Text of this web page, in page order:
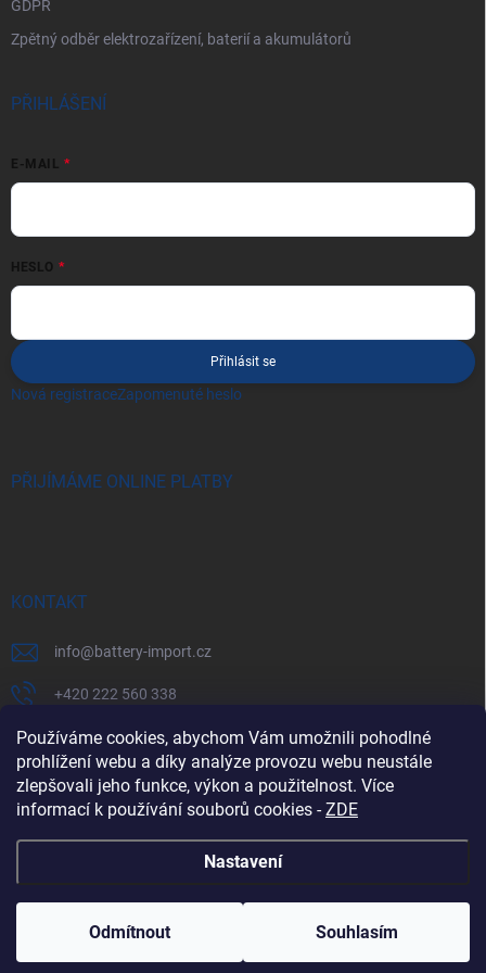
Používáme cookies, abychom Vám umožnili pohodlné
prohlížení webu a díky analýze provozu webu neustále
zlepšovali jeho funkce, výkon a použitelnost. Více
informací k používání souborů cookies -ZDE
Nastavení
Odmítnout Souhlasím
GDPR
Zpětný odběr elektrozařízení, baterií a akumulátorů
PŘIHLÁŠENÍ
E-MAIL
HESLO
Přihlásit se
Nová registraceZapomenuté heslo
PŘIJÍMÁME ONLINE PLATBY
KONTAKT
info@battery-import.cz
+420 222 560 338
+420 774 969 705
Zboží.cz Heureka.cz Battery Import SK REKLAMACE
Vytvořil Shoptet
Copyright 2026Battery Import . Všechna práva vyhrazena.